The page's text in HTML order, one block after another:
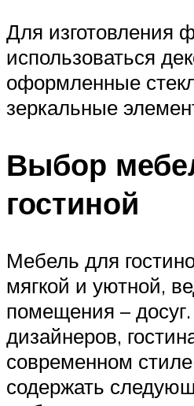
Для изготовления
использоваться
оформленные
зеркальные
Выбор
гостиной
Мебель для
мягкой и уютной,
помещения –
дизайнеров,
современном
содержать